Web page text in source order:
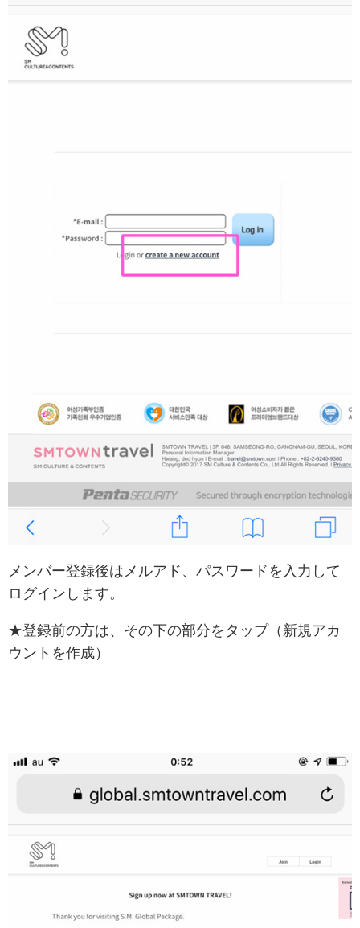
メンバー登録後はメルアド、パスワードを入力して
ログインします。
★登録前の方は、その下の部分をタップ（新規アカ
ウントを作成）